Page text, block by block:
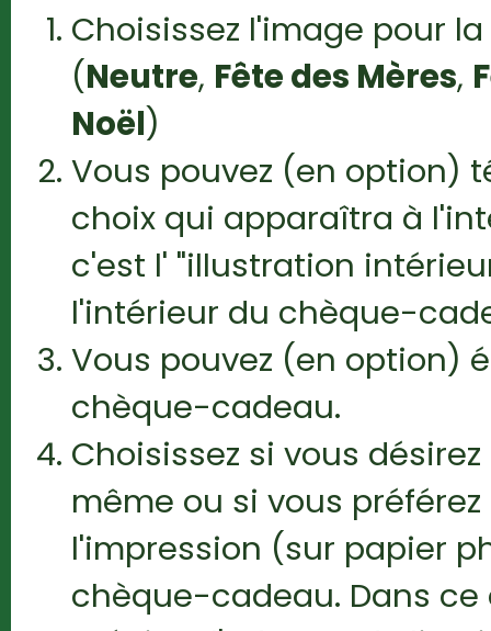
Choisissez l'image pour
(Neutre, Fête des Mères,
Noël)
Vous pouvez (en option)
choix qui apparaîtra à
c'est l' "illustration
l'intérieur du chèque-
Vous pouvez (en option)
chèque-cadeau.
Choisissez si vous
même ou si vous
l'impression (sur papier
chèque-cadeau. Dans